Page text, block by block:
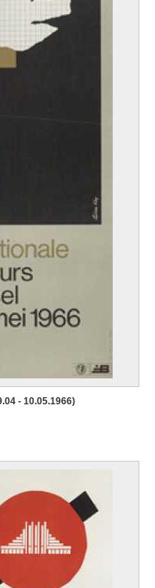
- 10.05.1966)